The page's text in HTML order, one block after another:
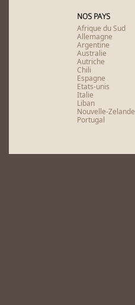
NOS PAYS
Afrique du Sud
Allemagne
Argentine
Australie
Autriche
Chili
Espagne
Etats-unis
Italie
Liban
Nouvelle-Zelande
Portugal